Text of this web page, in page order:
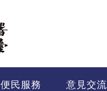
便民服務 意見交流